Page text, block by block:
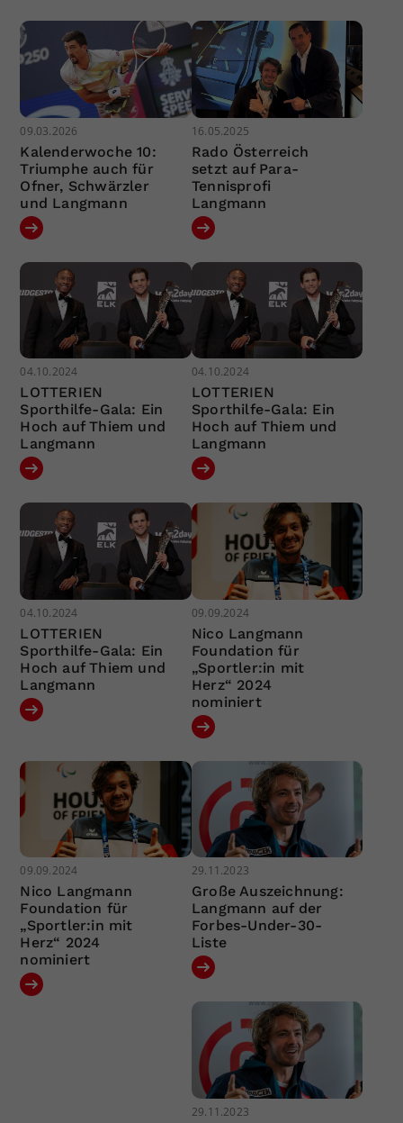
09.03.2026
Kalenderwoche 10:
Triumphe auch für
Ofner, Schwärzler
und Langmann
16.05.2025
Rado Österreich
setzt auf Para-
Tennisprofi
Langmann
04.10.2024
LOTTERIEN
Sporthilfe-Gala: Ein
Hoch auf Thiem und
Langmann
04.10.2024
LOTTERIEN
Sporthilfe-Gala: Ein
Hoch auf Thiem und
Langmann
04.10.2024
LOTTERIEN
Sporthilfe-Gala: Ein
Hoch auf Thiem und
Langmann
09.09.2024
Nico Langmann
Foundation für
„Sportler:in mit
Herz“ 2024
nominiert
09.09.2024
Nico Langmann
Foundation für
„Sportler:in mit
Herz“ 2024
nominiert
29.11.2023
Große Auszeichnung:
Langmann auf der
Forbes-Under-30-
Liste
29.11.2023